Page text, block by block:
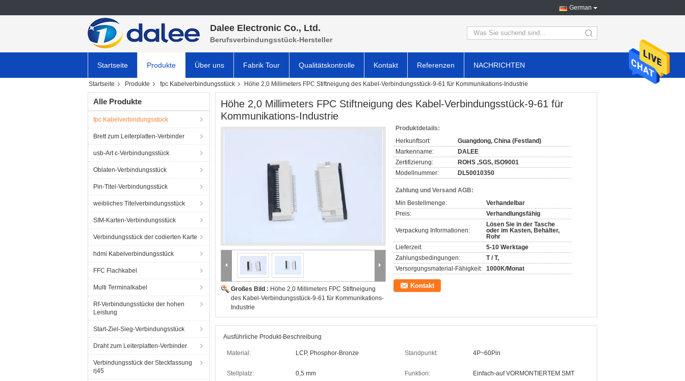
German
Dalee Electronic Co., Ltd.
Berufsverbindungsstück-Hersteller search
Startseite Produkte Über uns Fabrik Tour Qualitätskontrolle Kontakt Referenzen NACHRICHTEN
Startseite Produkte fpc Kabelverbindungsstück Höhe 2,0 Millimeters FPC Stiftneigung des Kabel-Verbindungsstück-9-61 für Kommunikations-Industrie
Alle Produkte
fpc Kabelverbindungsstück
Brett zum Leiterplatten-Verbinder
usb-Art c-Verbindungsstück
Oblaten-Verbindungsstück
Pin-Titel-Verbindungsstück
weibliches Titelverbindungsstück
SIM-Karten-Verbindungsstück
Verbindungsstück der codierten Karte
hdmi Kabelverbindungsstück
FFC Flachkabel
Multi Terminalkabel
Rf-Verbindungsstücke der hohen
Leistung
Start-Ziel-Sieg-Verbindungsstück
Draht zum Leiterplatten-Verbinder
Verbindungsstück der Steckfassung
rj45
Höhe 2,0 Millimeters FPC Stiftneigung des Kabel-Verbindungsstück-9-61 für
Kommunikations-Industrie
Großes Bild : Höhe 2,0 Millimeters FPC Stiftneigung
des Kabel-Verbindungsstück-9-61 für Kommunikations-
Industrie
Produktdetails:
Herkunftsort:
Guangdong, China (Festland)
Markenname:
DALEE
Zertifizierung:
ROHS ,SGS, ISO9001
Modellnummer:
DL50010350
Zahlung und Versand AGB:
Min Bestellmenge:
Verhandelbar
Preis:
Verhandlungsfähig
Verpackung Informationen:
Lösen Sie in der Tasche
oder im Kasten, Behälter,
Rohr
Lieferzeit:
5-10 Werktage
Zahlungsbedingungen:
T / T,
Versorgungsmaterial-Fähigkeit: 1000K/Monat
Kontakt
Ausführliche Produkt-Beschreibung
Material: LCP, Phosphor-Bronze Standpunkt: 4P~60Pin
Stellplatz: 0,5 mm Funktion: Einfach-auf VORMONTIERTEM SMT